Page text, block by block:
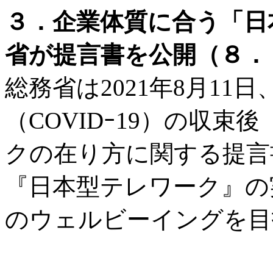
３．企業体質に合う「
省が提言書を公開（８
総務省は2021年8月11
（COVIDｰ19）の収束
クの在り方に関する提
『日本型テレワーク』
のウェルビーイングを